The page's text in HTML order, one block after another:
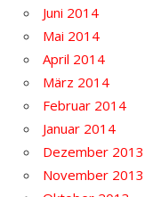
Juni 2014
Mai 2014
April 2014
März 2014
Februar 2014
Januar 2014
Dezember 2013
November 2013